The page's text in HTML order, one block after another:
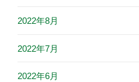
2022年8月
2022年7月
2022年6月